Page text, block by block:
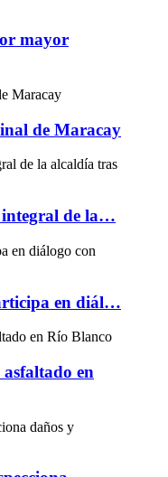
mayor
de Maracay
integral de la…
en diál…
en